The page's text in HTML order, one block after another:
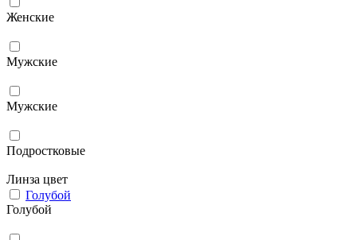
Женские
Мужcкие
Мужские
Подростковые
Линза цвет
Голубой
Голубой